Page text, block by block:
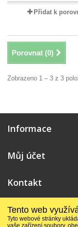
Přidat k
Porovnat (0)
Zobrazeno 1 – 3 z 3
Informace
© 2026 - Internetový
Můj účet
Kontakt
Tento web
Tyto webové stránky
vaše zařízení soubory,